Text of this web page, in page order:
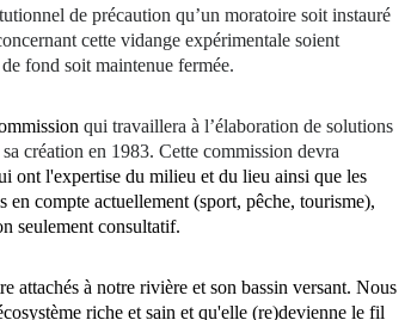
de précaution qu’un moratoire soit instauré
cette vidange expérimentale soient
fond soit maintenue fermée.
qui travaillera à l’élaboration de solutions
création en 1983. Cette commission devra
ont l'expertise du milieu et du lieu ainsi que les
en compte actuellement (sport, pêche, tourisme),
seulement consultatif.
attachés à notre rivière et son bassin versant. Nous
riche et sain et qu'elle (re)devienne le fil